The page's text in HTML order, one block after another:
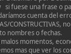
fuese una frase o
cuenta del
CONSTRUCTIVAS,
nombres o fechas.
momentos,
mas que ver los